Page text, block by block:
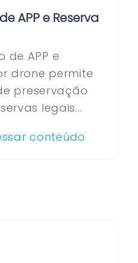
APP e Reserva
de APP e
drone permite
preservação
legais...
conteúdo